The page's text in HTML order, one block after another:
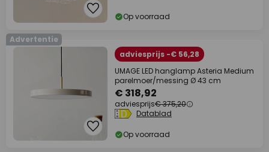
Op voorraad
Advertentie
adviesprijs -€ 56,28
UMAGE LED hanglamp Asteria Medium
parelmoer/messing Ø 43 cm
€ 318,92
adviesprijs€ 375,20
Datablad
Op voorraad